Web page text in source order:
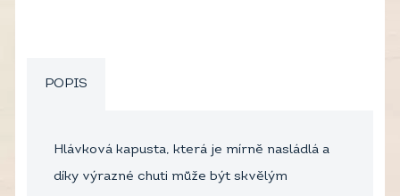
POPIS
Hlávková kapusta, která je mírně nasládlá a
díky výrazné chuti může být skvělým